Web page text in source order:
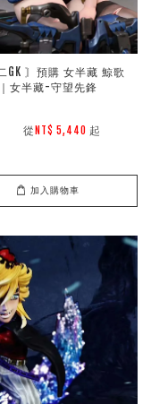
GK 〙預購 女半藏 鯨歌
｜女半藏-守望先鋒
        從
NT$ 5,440 起
加入購物車